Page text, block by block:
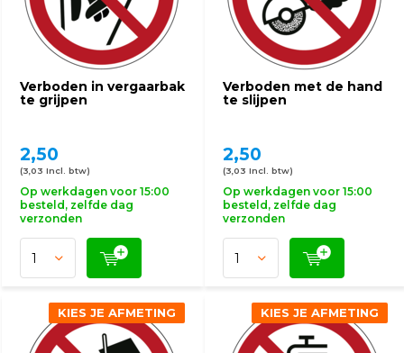
Verboden in vergaarbak
te grijpen
2,50
(3,03 Incl. btw)
Op werkdagen voor 15:00
besteld, zelfde dag
verzonden
Verboden met de hand
te slijpen
2,50
(3,03 Incl. btw)
Op werkdagen voor 15:00
besteld, zelfde dag
verzonden
KIES JE AFMETING KIES JE AFMETING